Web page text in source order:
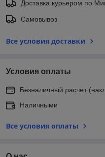
Доставка курьером по
Самовывоз
Все условия доставки
Условия оплаты
Безналичный расчет
Наличными
Все условия оплаты